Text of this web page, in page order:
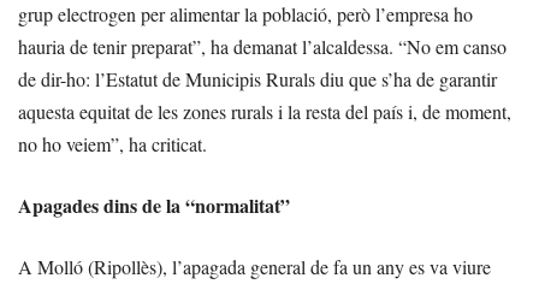
grup electrogen per alimentar la població, però l’empresa ho
hauria de tenir preparat”, ha demanat l’alcaldessa. “No em canso
de dir-ho: l’Estatut de Municipis Rurals diu que s’ha de garantir
aquesta equitat de les zones rurals i la resta del país i, de moment,
no ho veiem”, ha criticat.
Apagades dins de la “normalitat”
A Molló (Ripollès), l’apagada general de fa un any es va viure